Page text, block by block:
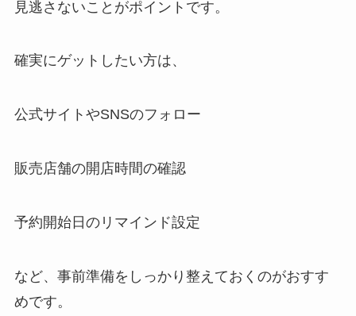
見逃さないことがポイントです。
確実にゲットしたい方は、
公式サイトやSNSのフォロー
販売店舗の開店時間の確認
予約開始日のリマインド設定
など、事前準備をしっかり整えておくのがおすす
めです。